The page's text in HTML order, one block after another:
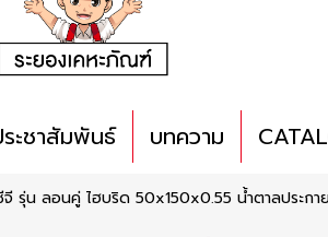
ระชาสัมพันธ์ บทความ
จี รุ่น ลอนคู่ ไฮบริด 50x150x0.55 น้ำตาลประกา